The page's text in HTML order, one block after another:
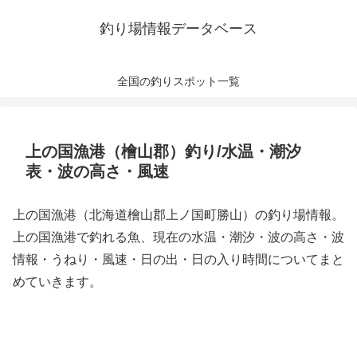
釣り場情報データベース
全国の釣りスポット一覧
上の国漁港（檜山郡）釣り/水温・潮汐
表・波の高さ・風速
上の国漁港（北海道檜山郡上ノ国町勝山）の釣り場情報。
上の国漁港で釣れる魚、現在の水温・潮汐・波の高さ・波
情報・うねり・風速・日の出・日の入り時間についてまと
めていきます。